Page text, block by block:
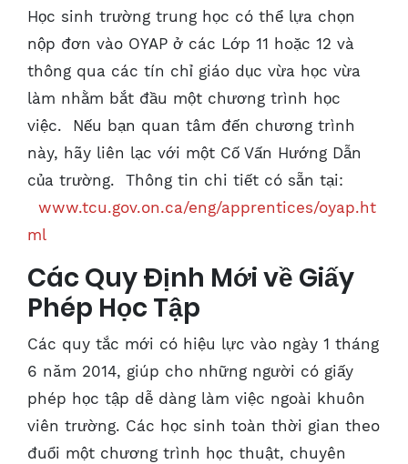
Học sinh trường trung học có thể lựa chọn
nộp đơn vào OYAP ở các Lớp 11 hoặc 12 và
thông qua các tín chỉ giáo dục vừa học vừa
làm nhằm bắt đầu một chương trình học
việc. Nếu bạn quan tâm đến chương trình
này, hãy liên lạc với một Cố Vấn Hướng Dẫn
của trường. Thông tin chi tiết có sẵn tại:
www.tcu.gov.on.ca/eng/apprentices/oyap.ht
ml
Các Quy Định Mới về Giấy
Phép Học Tập
Các quy tắc mới có hiệu lực vào ngày 1 tháng
6 năm 2014, giúp cho những người có giấy
phép học tập dễ dàng làm việc ngoài khuôn
viên trường. Các học sinh toàn thời gian theo
đuổi một chương trình học thuật, chuyên